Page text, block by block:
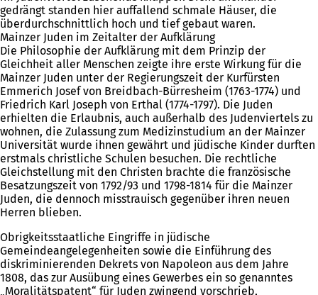
gedrängt standen hier auffallend schmale Häuser, die
überdurchschnittlich hoch und tief gebaut waren.
Mainzer Juden im Zeitalter der Aufklärung
Die Philosophie der Aufklärung mit dem Prinzip der
Gleichheit aller Menschen zeigte ihre erste Wirkung für die
Mainzer Juden unter der Regierungszeit der Kurfürsten
Emmerich Josef von Breidbach-Bürresheim (1763-1774) und
Friedrich Karl Joseph von Erthal (1774-1797). Die Juden
erhielten die Erlaubnis, auch außerhalb des Judenviertels zu
wohnen, die Zulassung zum Medizinstudium an der Mainzer
Universität wurde ihnen gewährt und jüdische Kinder durften
erstmals christliche Schulen besuchen. Die rechtliche
Gleichstellung mit den Christen brachte die französische
Besatzungszeit von 1792/93 und 1798-1814 für die Mainzer
Juden, die dennoch misstrauisch gegenüber ihren neuen
Herren blieben.
Obrigkeitsstaatliche Eingriffe in jüdische
Gemeindeangelegenheiten sowie die Einführung des
diskriminierenden Dekrets von Napoleon aus dem Jahre
1808, das zur Ausübung eines Gewerbes ein so genanntes
„Moralitätspatent“ für Juden zwingend vorschrieb,